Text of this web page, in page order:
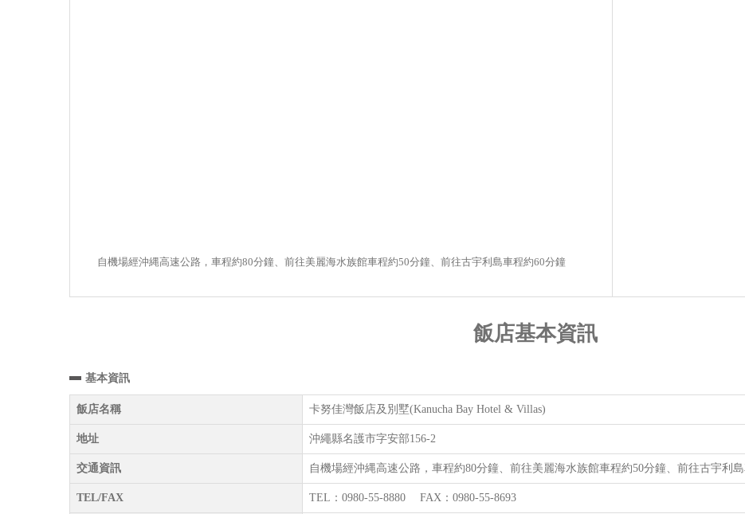
自機場經沖縄高速公路，車程約80分鐘、前往美麗海水族館車程約50分鐘、前往古宇利島車程約60分鐘
飯店基本資訊
基本資訊
飯店名稱 卡努佳灣飯店及別墅(Kanucha Bay Hotel & Villas)
地址 沖繩縣名護市字安部156-2
交通資訊 自機場經沖縄高速公路，車程約80分鐘、前往美麗海水族館車程約50分鐘、前往古宇利
TEL/FAX TEL：0980-55-8880 FAX：0980-55-8693